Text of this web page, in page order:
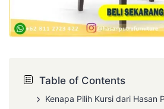
Table of Contents
Kenapa Pilih Kursi dari Hasan